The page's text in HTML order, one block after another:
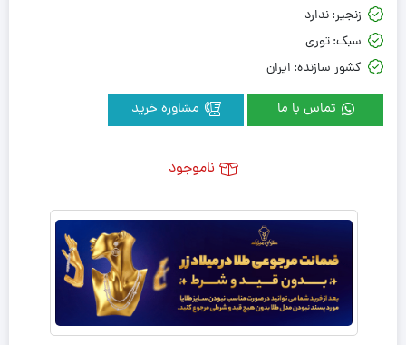
زنجیر:ندارد
سبک:توری
کشور سازنده: ایران
تماس با ما
ناموجود